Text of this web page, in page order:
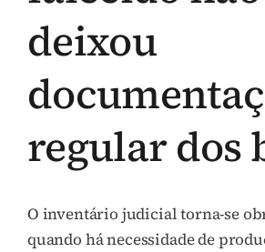
deixou
regular dos
O inventário judicial torna-se
quando há necessidade de